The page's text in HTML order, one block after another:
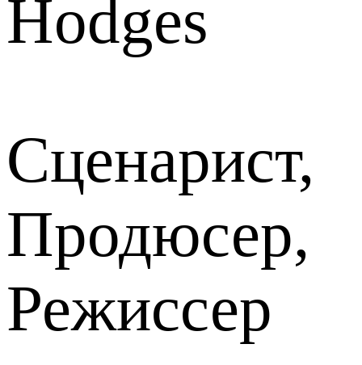
Hodges
Сценарист,
Продюсер,
Режиссер